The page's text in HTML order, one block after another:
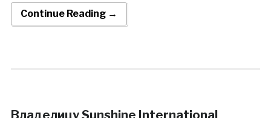
Continue Reading →